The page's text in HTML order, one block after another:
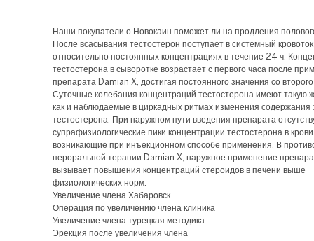
Наши покупатели о Новокаин поможет ли на продления
После всасывания тестостерон поступает в системный кровоток
относительно постоянных концентрациях в течение 24 ч.
тестостерона в сыворотке возрастает с первого часа после
препарата Damian X, достигая постоянного значения со
Суточные колебания концентраций тестостерона имеют такую
как и наблюдаемые в циркадных ритмах изменения содержания
тестостерона. При наружном пути введения препарата
супрафизиологические пики концентрации тестостерона в
возникающие при инъекционном способе применения. В
пероральной терапии Damian X, наружное применение
вызывает повышения концентраций стероидов в печени выше
физиологических норм.
Увеличение члена Хабаровск
Операция по увеличению члена клиника
Увеличение члена турецкая методика
Эрекция после увеличения члена